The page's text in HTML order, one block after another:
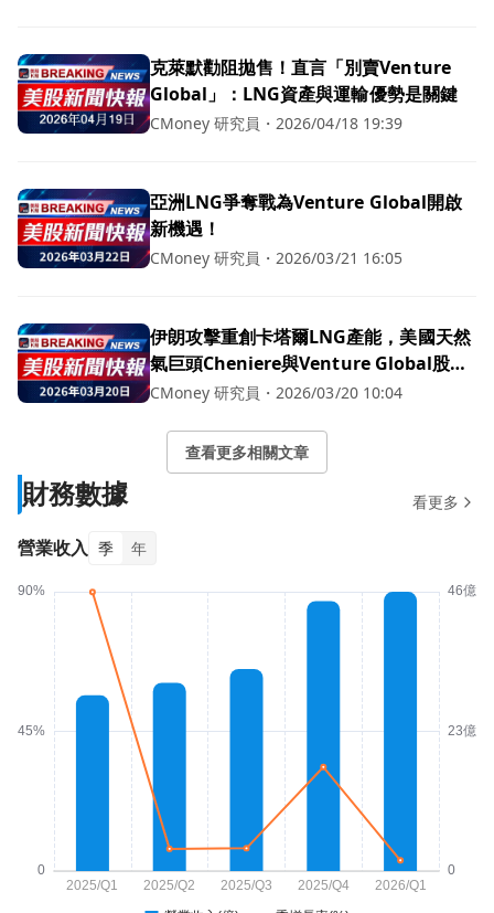
克萊默勸阻拋售！直言「別賣Venture
Global」：LNG資產與運輸優勢是關鍵
CMoney 研究員 ・ 2026/04/18 19:39
亞洲LNG爭奪戰為Venture Global開啟
新機遇！
CMoney 研究員 ・ 2026/03/21 16:05
伊朗攻擊重創卡塔爾LNG產能，美國天然
氣巨頭Cheniere與Venture Global股價
飆漲
CMoney 研究員 ・ 2026/03/20 10:04
查看更多相關文章
財務數據 看更多
營業收入 季 年